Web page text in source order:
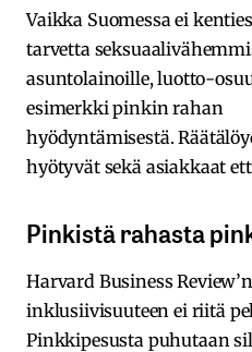
Vaikka Suomessa ei
tarvetta
asuntolainoille, luotto-
esimerkki pinkin rahan
hyödyntämisestä.
hyötyvät sekä asiakkaat
Pinkistä rahasta
Harvard Business
inklusiivisuuteen ei riitä
Pinkkipesusta puhutaan